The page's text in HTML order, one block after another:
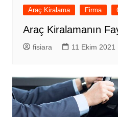
Araç Kiralama Firma
Araç Kiralamanın
fisiara 11 Ekim 2021